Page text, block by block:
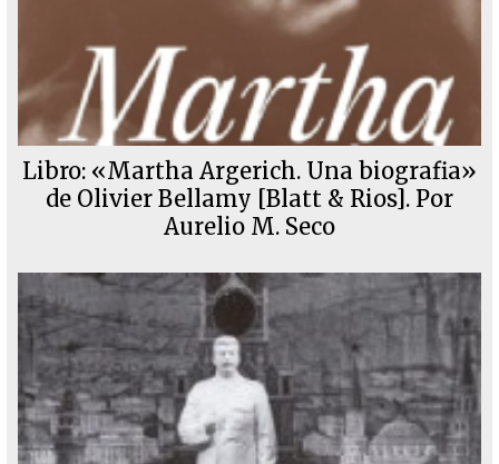
Libro: «Martha Argerich. Una biografia»
de Olivier Bellamy [Blatt & Rios]. Por
Aurelio M. Seco